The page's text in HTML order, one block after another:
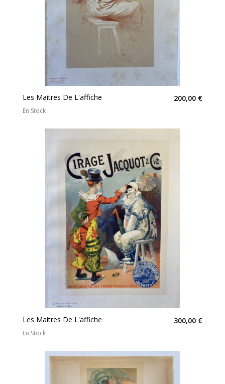
Les Maitres De L'affiche 200,00 €
En Stock
Les Maitres De L'affiche 300,00 €
En Stock